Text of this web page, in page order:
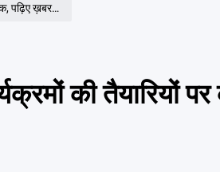
पढ़िए ख़बर…
की तैयारियों